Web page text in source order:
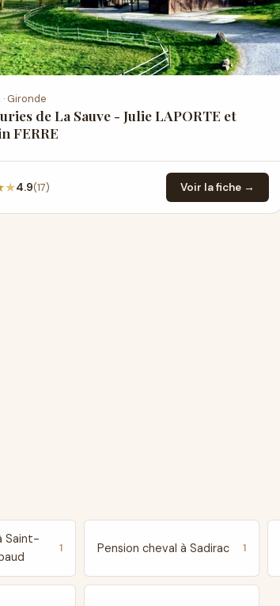
Gironde
de La Sauve - Julie LAPORTE et
FERRE
★4.9(17) Voir la fiche →
Saint-
1 Pension cheval à Sadirac 1